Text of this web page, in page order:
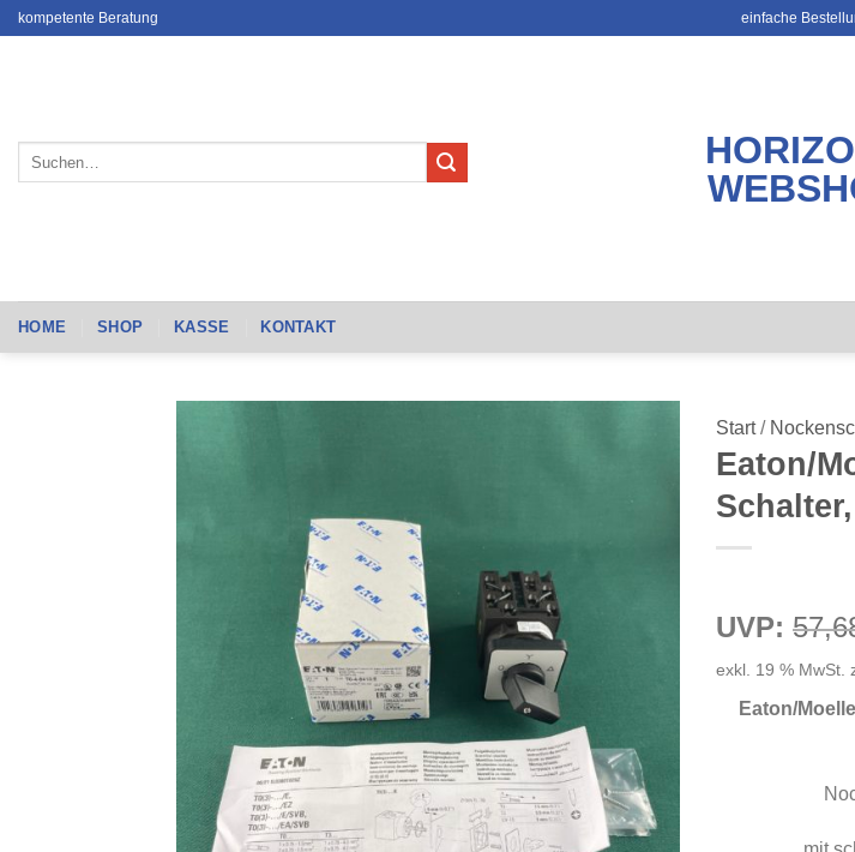
Zumkompetente Beratung einfache
HOME SHOP KASSE KONTAKT
Start /
Eaton/
UVP:
exkl. 19 % MwSt.
Eaton/